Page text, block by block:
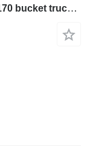
IVECO Daily 35S12 - 17 m multitel mx170 bucket truck boom lift zwyżka